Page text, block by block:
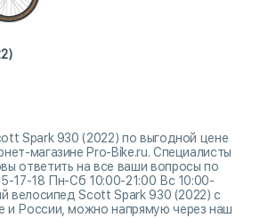
Spark 930 (2022) по выгодной цене
магазине Pro-Bike.ru. Специалисты
ответить на все ваши вопросы по
17-18 Пн-Сб 10:00-21:00 Вс 10:00-
велосипед Scott Spark 930 (2022) с
и России, можно напрямую через наш